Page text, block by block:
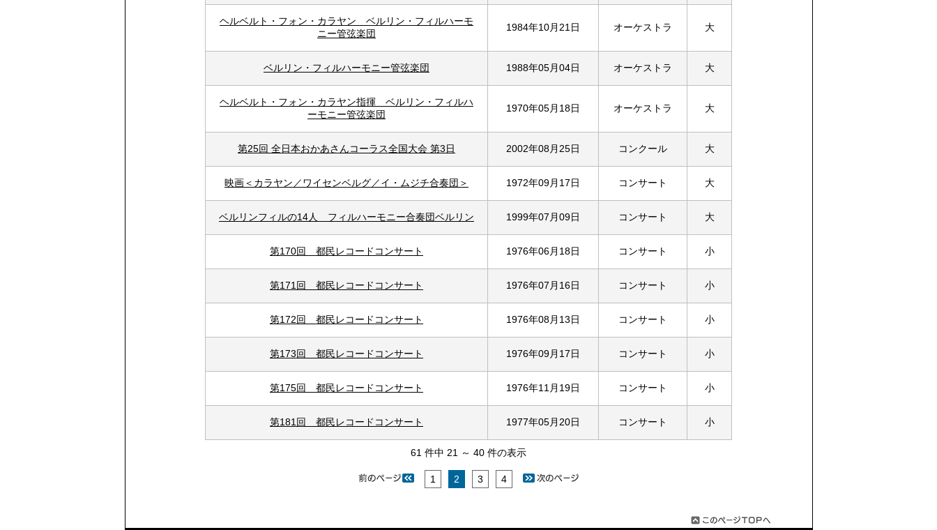
ヘルベルト・フォン・カラヤン ベルリン・フィルハーモ
ニー管弦楽団
1984年10月21日 オーケストラ 大
ベルリン・フィルハーモニー管弦楽団 1988年05月04日 オーケストラ 大
ヘルベルト・フォン・カラヤン指揮 ベルリン・フィルハ
ーモニー管弦楽団
1970年05月18日 オーケストラ 大
第25回 全日本おかあさんコーラス全国大会 第3日 2002年08月25日 コンクール 大
映画＜カラヤン／ワイセンベルグ／イ・ムジチ合奏団＞ 1972年09月17日 コンサート 大
ベルリンフィルの14人 フィルハーモニー合奏団ベルリン 1999年07月09日 コンサート 大
第170回 都民レコードコンサート 1976年06月18日 コンサート 小
第171回 都民レコードコンサート 1976年07月16日 コンサート 小
第172回 都民レコードコンサート 1976年08月13日 コンサート 小
第173回 都民レコードコンサート 1976年09月17日 コンサート 小
第175回 都民レコードコンサート 1976年11月19日 コンサート 小
第181回 都民レコードコンサート 1977年05月20日 コンサート 小
61 件中 21 ～ 40 件の表示
1 2 3 4